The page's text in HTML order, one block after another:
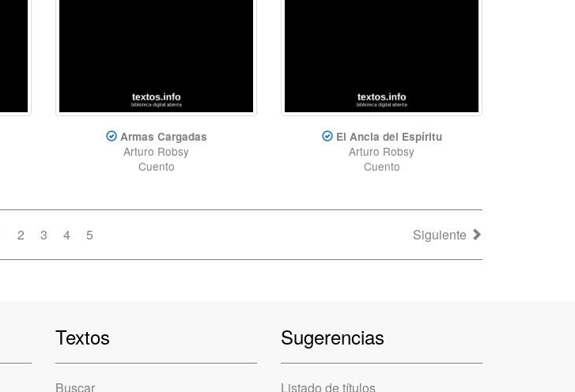
Armas Cargadas
Arturo Robsy
Cuento
El Ancla del Espíritu
Arturo Robsy
Cuento
2 3 4 5 Siguiente
Textos
Buscar
Sugerencias
Listado de títulos